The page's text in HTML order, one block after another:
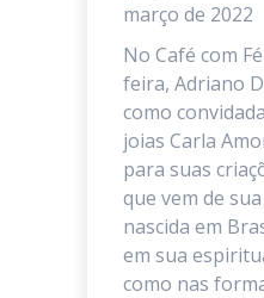
março de 2022
No Café com
feira, Adriano
como
joias Carla
para suas
que vem de
nascida em
em sua
como nas